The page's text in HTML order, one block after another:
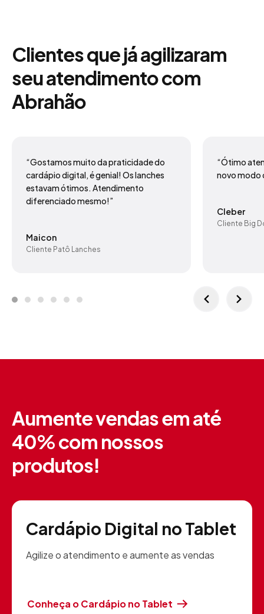
Clientes que já agilizaram
seu atendimento com
Abrahão
“Gostamos muito da praticidade do
cardápio digital, é genial! Os lanches
estavam ótimos. Atendimento
diferenciado mesmo!”
Maicon
Cliente Patô Lanches
“Ótimo
novo modo
Cleber
Cliente Big
Aumente vendas em até
40%com nossos
produtos!
Cardápio Digital no Tablet
Agilize o atendimento e aumente as vendas
Conheça o Cardápio no Tablet